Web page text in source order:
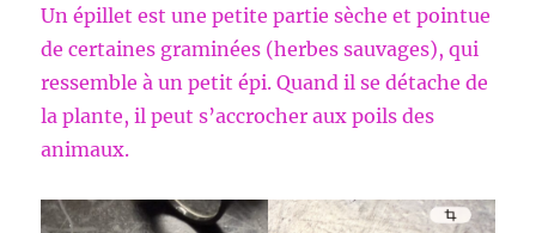
Un épillet est une petite partie sèche et pointue
de certaines graminées (herbes sauvages), qui
ressemble à un petit épi. Quand il se détache de
la plante, il peut s’accrocher aux poils des
animaux.